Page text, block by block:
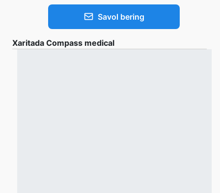
Savol bering
Xaritada Compass medical